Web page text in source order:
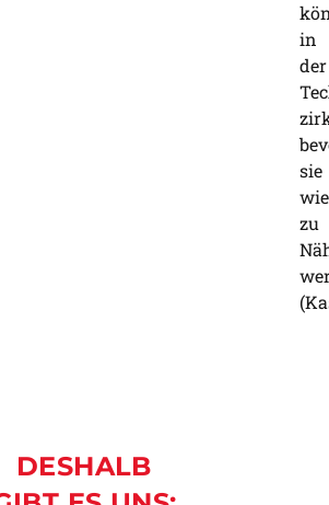
in
der
sie
zu
DESHALB